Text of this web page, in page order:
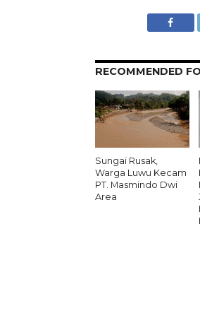
RECOMMENDED
Sungai Rusak,
Warga Luwu Kecam
PT. Masmindo Dwi
Area